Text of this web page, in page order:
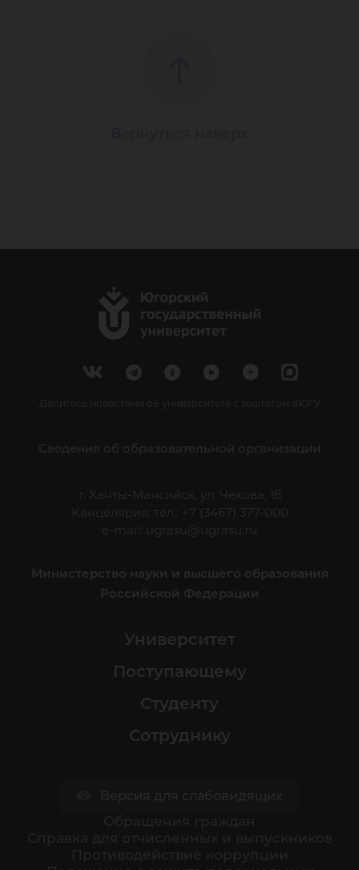
Делитесь новостями об университете с хештегом #ЮГУ
Сведения об образовательной организации
г. Ханты-Мансийск, ул. Чехова, 16
Канцелярия: тел.: +7 (3467) 377-000
e-mail:
ugrasu@ugrasu.ru
Министерство науки и высшего образования
Российской Федерации
Университет
Поступающему
Студенту
Сотруднику